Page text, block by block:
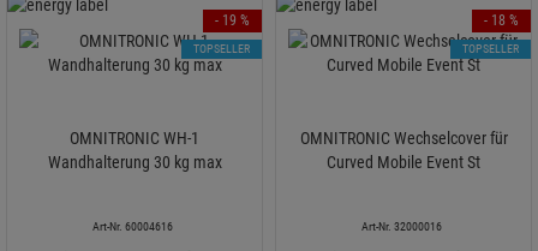
OMNITRONIC WH-1
Wandhalterung 30 kg max
Art-Nr. 60004616
- 19 %
TOPSELLER
OMNITRONIC Wechselcover für
Curved Mobile Event St
Art-Nr. 32000016
- 18 %
TOPSELLER